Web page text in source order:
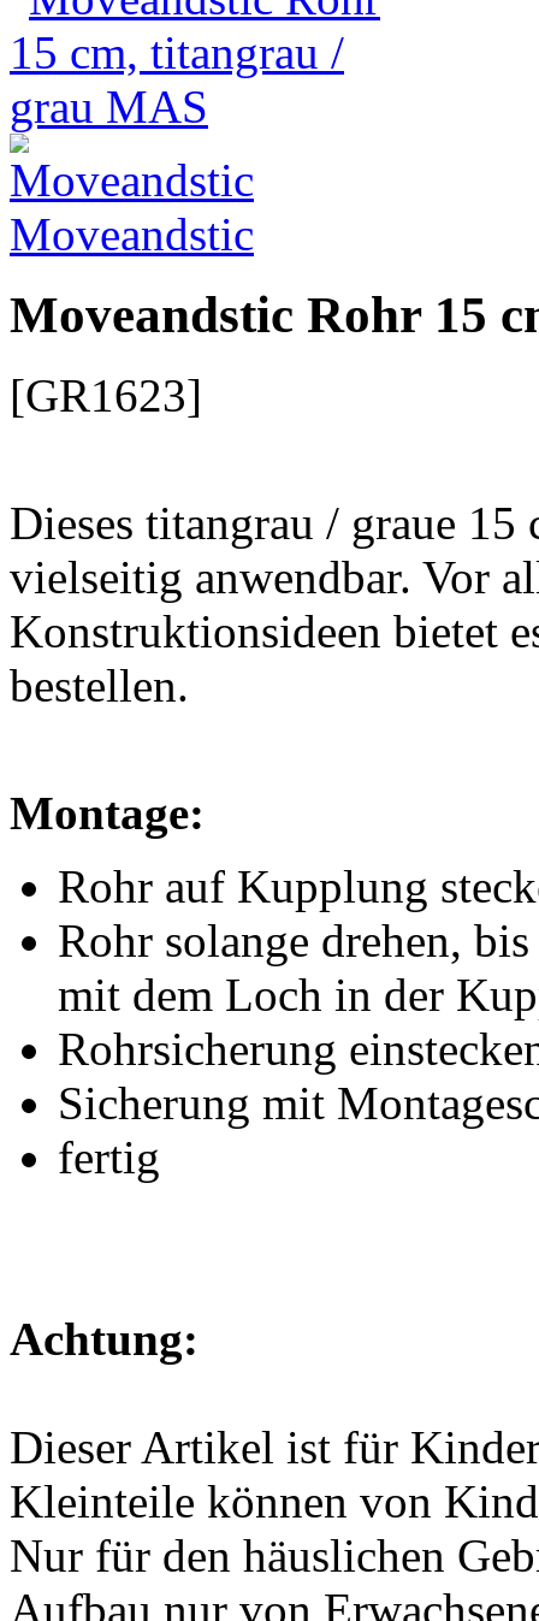
Moveandstic
Moveandstic Rohr 15
[GR1623]
Dieses titangrau / graue
vielseitig anwendbar. Vor
Konstruktionsideen bietet
bestellen.
Montage:
Rohr auf Kupplung
Rohr solange drehen,
mit dem Loch in der
Rohrsicherung
Sicherung mit
fertig
Achtung:
Dieser Artikel ist für
Kleinteile können von
Nur für den häuslichen
Aufbau nur von